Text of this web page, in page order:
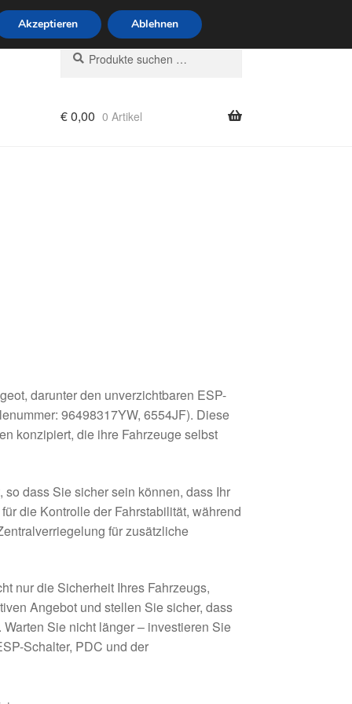
Uhr · 0175 7465658
Suchen
nach:
Suchen
€0,00 0 Artikel
darunter den unverzichtbaren ESP-
96498317YW, 6554JF). Diese
konzipiert, die ihre Fahrzeuge selbst
dass Sie sicher sein können, dass Ihr
die Kontrolle der Fahrstabilität, während
für zusätzliche
nur die Sicherheit Ihres Fahrzeugs,
Angebot und stellen Sie sicher, dass
Sie nicht länger – investieren Sie
Schalter, PDC und der
Akzeptieren Ablehnen